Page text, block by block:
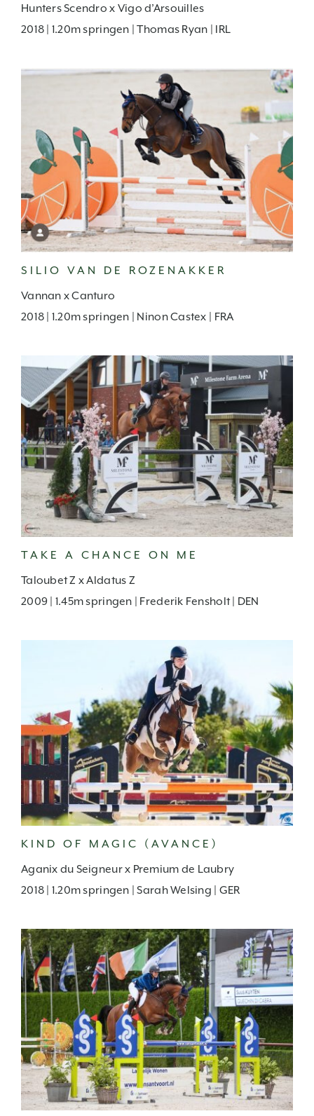
Hunters Scendro x Vigo d’Arsouilles
2018 | 1.20m springen | Thomas Ryan | IRL
SILIO VAN DE ROZENAKKER
Vannan x Canturo
2018 | 1.20m springen | Ninon Castex | FRA
TAKE A CHANCE ON ME
Taloubet Z x Aldatus Z
2009 | 1.45m springen | Frederik Fensholt | DEN
KIND OF MAGIC (AVANCE)
Aganix du Seigneur x Premium de Laubry
2018 | 1.20m springen | Sarah Welsing | GER